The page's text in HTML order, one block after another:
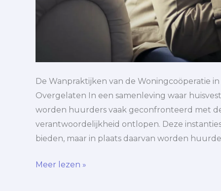
De Wanpraktijken van de Woningcoöperatie
Overgelaten In een samenleving waar
worden huurders vaak geconfronteerd met
verantwoordelijkheid ontlopen. Deze
bieden, maar in plaats daarvan worden
Meer lezen »